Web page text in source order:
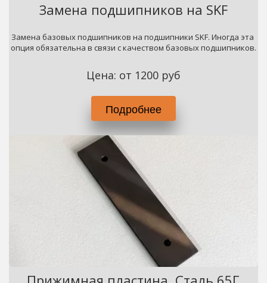
Замена подшипников на SKF
Замена базовых подшипников на подшипники SKF. Иногда эта
опция обязательна в связи с качеством базовых подшипников.
Цена: от 1200 руб
Подробнее